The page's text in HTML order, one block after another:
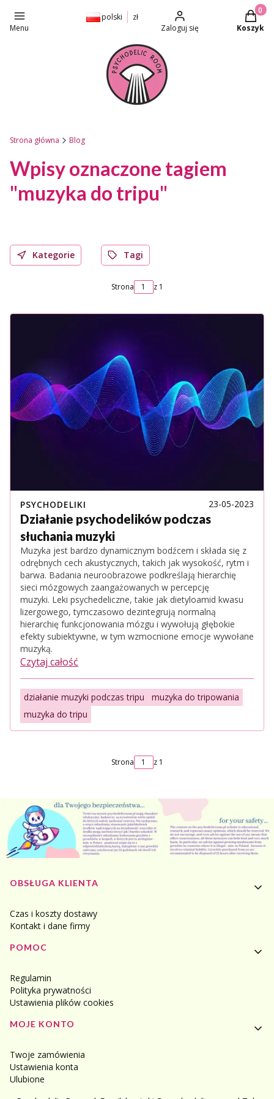
Menu
polski
zł
Zaloguj się
Koszyk
Strona główna Blog
Wpisy oznaczone tagiem
"muzyka do tripu"
Kategorie Tagi
Strona z 1
PSYCHODELIKI 23-05-2023
Działanie psychodelików podczas
słuchania muzyki
Muzyka jest bardzo dynamicznym bodźcem i składa się z
odrębnych cech akustycznych, takich jak wysokość, rytm i
barwa. Badania neuroobrazowe podkreślają hierarchię
sieci mózgowych zaangażowanych w percepcję
muzyki. Leki psychedeliczne, takie jak dietyloamid kwasu
lizergowego, tymczasowo dezintegrują normalną
hierarchię funkcjonowania mózgu i wywołują głębokie
efekty subiektywne, w tym wzmocnione emocje wywołane
muzyką.
Czytaj całość
działanie muzyki podczas tripu
muzyka do tripowania
muzyka do tripu
Strona z 1
Linki w stopce
OBSŁUGA KLIENTA
Czas i koszty dostawy
Kontakt i dane firmy
POMOC
Regulamin
Polityka prywatności
Ustawienia plików cookies
MOJE KONTO
Twoje zamówienia
Ustawienia konta
Ulubione